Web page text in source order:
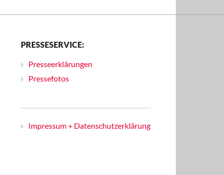
PRESSESERVICE:
Presseerklärungen
Pressefotos
Impressum + Datenschutzerklärung